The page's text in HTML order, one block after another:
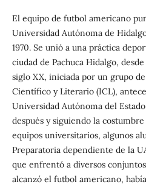
El equipo de futbol americano
Universidad Autónoma de
1970. Se unió a una práctica
ciudad de Pachuca Hidalgo,
siglo XX, iniciada por un grupo
Científico y Literario (ICL),
Universidad Autónoma del
después y siguiendo la
equipos universitarios, algunos
Preparatoria dependiente de la
que enfrentó a diversos
alcanzó el futbol americano,